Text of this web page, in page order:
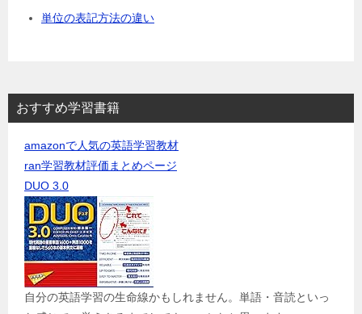
単位の表記方法の違い
おすすめ学習書籍
amazonで人気の英語学習教材
ran学習教材評価まとめページ
DUO 3.0
自分の英語学習の生命線かもしれません。単語・音読といっ